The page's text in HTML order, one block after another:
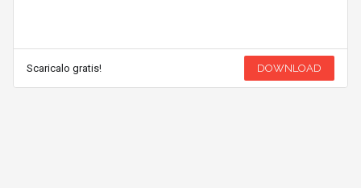
Scaricalo gratis! DOWNLOAD